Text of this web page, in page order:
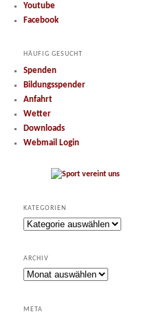
Youtube
Facebook
HÄUFIG GESUCHT
Spenden
Bildungsspender
Anfahrt
Wetter
Downloads
Webmail Login
KATEGORIEN
Kategorien
ARCHIV
Archiv
META